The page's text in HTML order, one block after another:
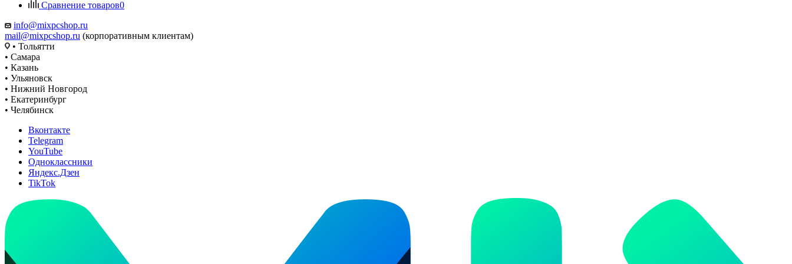
Сравнение товаров0
info@mixpcshop.ru
mail@mixpcshop.ru (корпоративным клиентам)
• Тольятти
• Самара
• Казань
• Ульяновск
• Нижний Новгород
• Екатеринбург
• Челябинск
Вконтакте
Telegram
YouTube
Одноклассники
Яндекс.Дзен
TikTok